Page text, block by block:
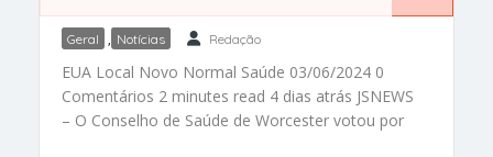
Geral , Notícias Redação
EUA Local Novo Normal Saúde 03/06/2024 0
Comentários 2 minutes read 4 dias atrás JSNEWS
– O Conselho de Saúde de Worcester votou por